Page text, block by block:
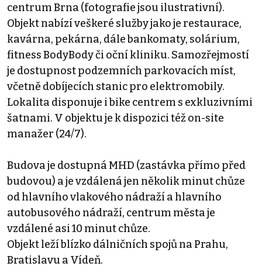
centrum Brna (fotografie jsou ilustrativní).
Objekt nabízí veškeré služby jako je restaurace,
kavárna, pekárna, dále bankomaty, solárium,
fitness BodyBody či oční kliniku. Samozřejmostí
je dostupnost podzemních parkovacích míst,
včetně dobíjecích stanic pro elektromobily.
Lokalita disponuje i bike centrem s exkluzivními
šatnami. V objektu je k dispozici též on-site
manažer (24/7).
Budova je dostupná MHD (zastávka přímo před
budovou) a je vzdálená jen několik minut chůze
od hlavního vlakového nádraží a hlavního
autobusového nádraží, centrum města je
vzdálené asi 10 minut chůze.
Objekt leží blízko dálničních spojů na Prahu,
Bratislavu a Vídeň.